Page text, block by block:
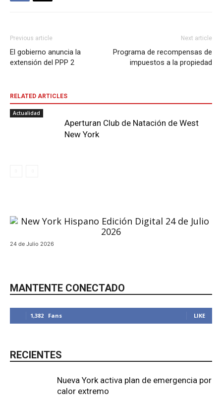
Previous article
El gobierno anuncia la
extensión del PPP 2
Next article
Programa de recompensas de
impuestos a la propiedad
RELATED ARTICLES
Actualidad
Aperturan Club de Natación de West
New York
24 de Julio 2026
MANTENTE CONECTADO
1,382 Fans LIKE
RECIENTES
Nueva York activa plan de emergencia por
calor extremo